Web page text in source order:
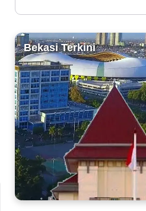
Bekasi Terkini